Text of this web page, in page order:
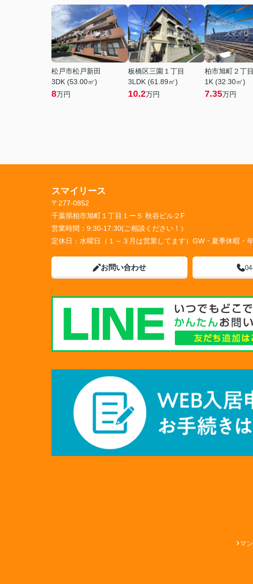
松戸市松戸新田
3DK (53.00㎡)
8万円
板橋区三園１丁目
3LDK (61.89㎡)
10.2万円
柏市旭町２丁目
1K (32.30㎡)
7.35万円
スマイリース
〒277-0852
千葉県柏市旭町１丁目１ー５ 秋谷ビル２F
営業時間： 9:30-17:30(ご相談ください！）
定休日： 水曜日（１～３月は営業してます）GW・夏季休暇・
お問い合わせ
マ